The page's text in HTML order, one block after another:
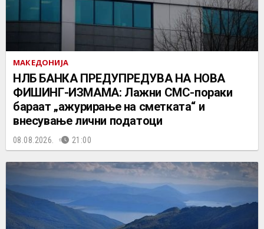
МАКЕДОНИЈА
НЛБ БАНКА ПРЕДУПРЕДУВА НА НОВА
ФИШИНГ-ИЗМАМА: Лажни СМС-пораки
бараат „ажурирање на сметката“ и
внесување лични податоци
08.08.2026. 21:00